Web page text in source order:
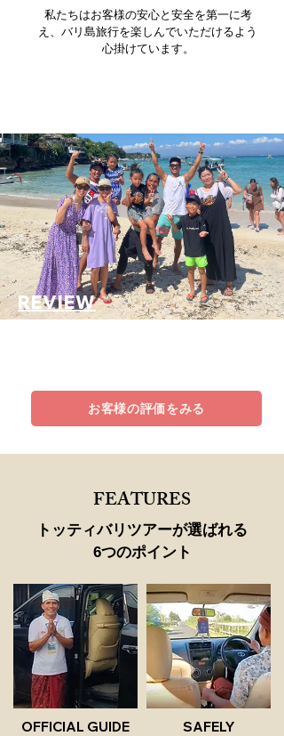
私たちはお客様の安心と安全を第一に考
え、バリ島旅行を楽しんでいただけるよう
心掛けています。
REVIEW
お客様の評価をみる
FEATURES
トッティ​バリツアーが選ばれる
6つのポイント
OFFICIAL GUIDE SAFELY